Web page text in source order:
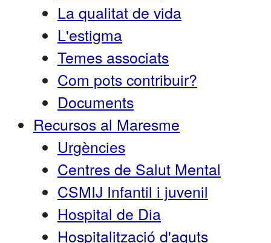
La qualitat de vida
L'estigma
Temes associats
Com pots contribuir?
Documents
Recursos al Maresme
Urgències
Centres de Salut Mental
CSMIJ Infantil i juvenil
Hospital de Dia
Hospitalització d'aguts